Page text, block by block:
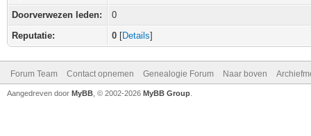
Doorverwezen leden:
0
Reputatie:
0 [Details]
Forum Team Contact opnemen Genealogie Forum Naar boven
Aangedreven door MyBB , © 2002-2026 MyBB Group